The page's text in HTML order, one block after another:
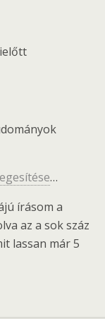
…
írásom a
az a sok száz
lassan már 5